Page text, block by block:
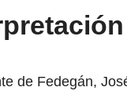
de Fedegán,